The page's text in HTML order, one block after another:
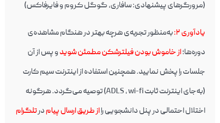
(مرورگرهای پیشنهادی: سافاری، گوگل کروم و فایرفاکس)
یادآوری ۲ :به‌منظور تجربه‌ی هرچه بهتر در هنگام مشاهده‌ی
دوره‌ها؛از خاموش بودن فیلترشکن مطمئن شویدو پس از آن
جلسات را پخش نمایید. همچنین استفاده از اینترنت سیم کارت
(به‌جای اینترنت ثابت ADLS , wi-fi) توصیه می‌گردد. هرگونه
اختلال احتمالی در پنل دانشجویی رااز طریق ارسال پیامدرتلگرام